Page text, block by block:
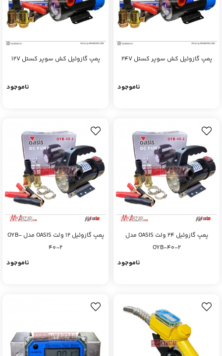
پمپ گازوئیل کش سوپر کستل 24V
ناموجود
پمپ گازوئیل کش سوپر کستل 12V
ناموجود
پمپ گازوئیل 24 ولت OASIS مدل
OYB-40-2
ناموجود
پمپ گازوئیل 12 ولت OASIS مدل OYB-
40-2
ناموجود